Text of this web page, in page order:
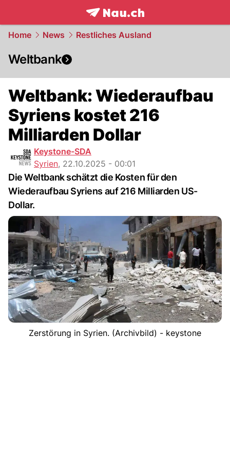
frontpage.NAU.ch
Home News Restliches Ausland
Weltbank
Weltbank: Wiederaufbau
Syriens kostet 216
Milliarden Dollar
Keystone-SDA
Syrien, 22.10.2025 - 00:01
Die Weltbank schätzt die Kosten für den
Wiederaufbau Syriens auf 216 Milliarden US-
Dollar.
Zerstörung in Syrien. (Archivbild) - keystone